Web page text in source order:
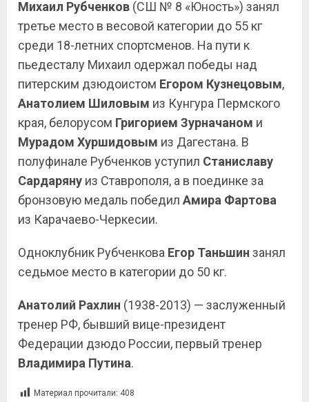
Михаил Рубченков (СШ № 8 «Юность») занял
третье место в весовой категории до 55 кг
среди 18-летних спортсменов. На пути к
пьедесталу Михаил одержал победы над
питерским дзюдоистом Егором Кузнецовым,
Анатолием Шиловым из Кунгура Пермского
края, белорусом Григорием Зурначаном и
Мурадом Хуршидовым из Дагестана. В
полуфинале Рубченков уступил Станиславу
Сардаряну из Ставрополя, а в поединке за
бронзовую медаль победил Амира Фартова
из Карачаево-Черкесии.
Одноклубник Рубченкова Егор Таньшин занял
седьмое место в категории до 50 кг.
Анатолий Рахлин (1938-2013) — заслуженный
тренер РФ, бывший вице-президент
Федерации дзюдо России, первый тренер
Владимира Путина.
Материал прочитали: 408